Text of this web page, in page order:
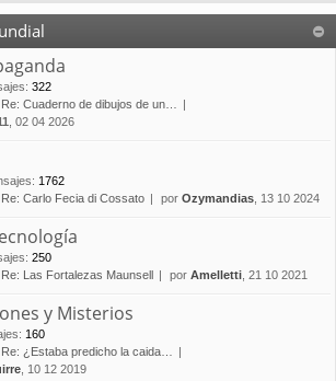
: 322
Re: Cuaderno de dibujos de un…
, 02 04 2026
: 1762
Re: Carlo Fecia di Cossato por Ozymandias , 13 10 2024
: 250
Re: Las Fortalezas Maunsell por Amelletti , 21 10 2021
y Misterios
: 160
Re: ¿Estaba predicho la caida…
, 10 12 2019